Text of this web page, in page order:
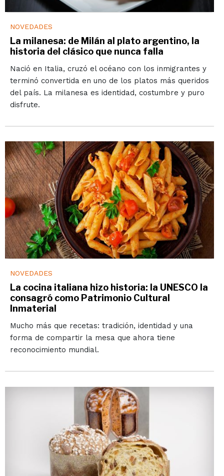
NOVEDADES
La milanesa: de Milán al plato argentino, la
historia del clásico que nunca falla
Nació en Italia, cruzó el océano con los inmigrantes y
terminó convertida en uno de los platos más queridos
del país. La milanesa es identidad, costumbre y puro
disfrute.
NOVEDADES
La cocina italiana hizo historia: la UNESCO la
consagró como Patrimonio Cultural
Inmaterial
Mucho más que recetas: tradición, identidad y una
forma de compartir la mesa que ahora tiene
reconocimiento mundial.